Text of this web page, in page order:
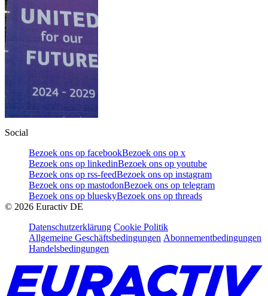
Social
Bezoek ons op facebookBezoek ons op x
Bezoek ons op linkedinBezoek ons op youtube
Bezoek ons op rss-feedBezoek ons op instagram
Bezoek ons op mastodonBezoek ons op telegram
Bezoek ons op blueskyBezoek ons op threads
© 2026 Euractiv DE
Datenschutzerklärung Cookie Politik
Allgemeine Geschäftsbedingungen Abonnementbedingungen
Handelsbedingungen